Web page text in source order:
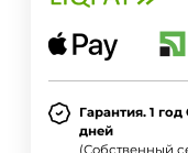
Гарантия. 1
дней
(Собственный